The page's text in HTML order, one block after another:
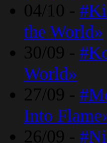
04/10 -
the World»
30/09 -
World»
27/09 -
Into
26/09 -